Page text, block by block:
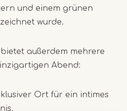
und einem grünen
wurde.
außerdem mehrere
Abend:
Ort für ein intimes